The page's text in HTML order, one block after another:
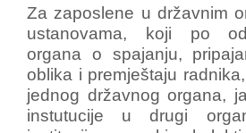
Za zaposlene u državnim
ustanovama, koji po
organa o spajanju,
oblika i premještaju
jednog državnog organa,
instutucije u drugi